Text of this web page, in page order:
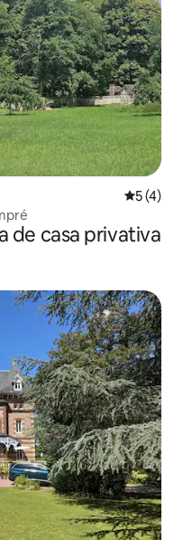
5 de
5 (4)
de casa privativa